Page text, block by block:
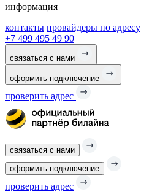
информация
контакты провайдеры по адресу
+7 499 495 49 90
связаться с нами
оформить подключение
проверить адрес
связаться с нами
оформить подключение
проверить адрес